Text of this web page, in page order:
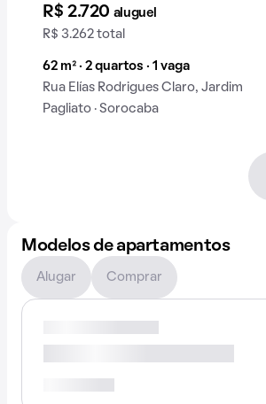
R$ 2.720 aluguel
R$ 3.262 total
62 m² · 2 quartos · 1 vaga
Rua Elías Rodrigues Claro, Jardim
Pagliato · Sorocaba
Modelos de apartamentos
Alugar Comprar